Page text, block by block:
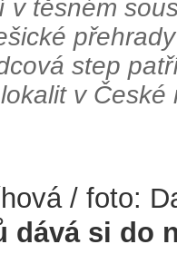
v těsném
step
v České
/ foto:
dává si do